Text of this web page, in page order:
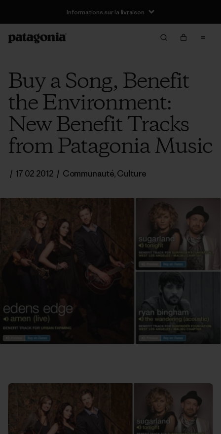
Informations sur la livraison
Buy a Song, Benefit
the Environment:
New Benefit Tracks
from Patagonia Music
/ 17 02 2012 / Communauté,Culture